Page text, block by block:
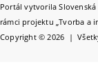
Portál vytvorila
rámci projektu „Tvorba a
Copyright © 2026 |